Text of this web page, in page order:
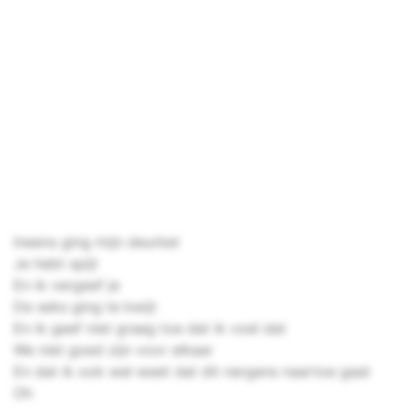
Ineens ging mijn deurbel
Je hebt spijt
En ik vergeef je
De seks ging te kwijt
En ik geef niet graag toe dat ik voel dat
We niet goed zijn voor elkaar
En dat ik ook wel weet dat dit nergens naartoe gaat